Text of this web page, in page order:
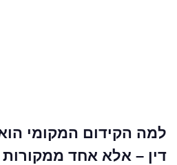
למה הקידום המקומי הוא
דין – אלא אחד ממקורות